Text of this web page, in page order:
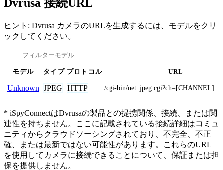
Dvrusa 接続URL
ヒント: Dvrusa カメラのURLを生成するには、モデルをクリ
ックしてください。
モデル タイプ プロトコル URL
Unknown JPEG HTTP /cgi-bin/net_jpeg.cgi?ch=[CHANNEL]
* iSpyConnectはDvrusaの製品との提携関係、接続、または関
連性を持ちません。ここに記載されている接続詳細はコミュ
ニティからクラウドソーシングされており、不完全、不正
確、または最新ではない可能性があります。これらのURL
を使用してカメラに接続できることについて、保証または担
保を提供しません。